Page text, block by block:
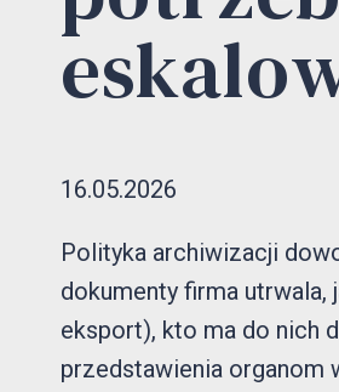
16.05.2026
Polityka archiwizacji
dokumenty firma utrwala,
eksport), kto ma do nich
przedstawienia organom